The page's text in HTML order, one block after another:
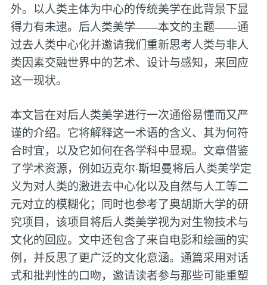
外。以人类主体为中心的传统美学在此背景下显
得力有未逮。后人类美学——本文的主题——通
过去人类中心化并邀请我们重新思考人类与非人
类因素交融世界中的艺术、设计与感知，来回应
这一现状。
本文旨在对后人类美学进行一次通俗易懂而又严
谨的介绍。它将解释这一术语的含义、其为何符
合时宜，以及它如何在各学科中显现。文章借鉴
了学术资源，例如迈克尔·斯坦曼将后人类美学定
义为对人类的激进去中心化以及自然与人工等二
元对立的模糊化；同时也参考了奥胡斯大学的研
究项目，该项目将后人类美学视为对生物技术与
文化的回应。文中还包含了来自电影和绘画的实
例，并反思了更广泛的文化意涵。通篇采用对话
式和批判性的口吻，邀请读者参与那些可能重塑